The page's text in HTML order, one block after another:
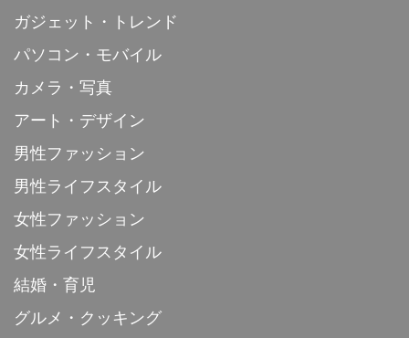
ガジェット・トレンド
パソコン・モバイル
カメラ・写真
アート・デザイン
男性ファッション
男性ライフスタイル
女性ファッション
女性ライフスタイル
結婚・育児
グルメ・クッキング